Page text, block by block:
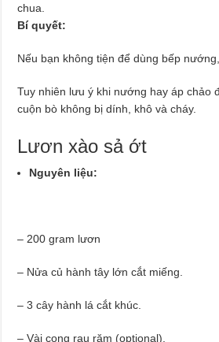
chua.
Bí quyết:
Nếu bạn không tiện để dùng bếp
Tuy nhiên lưu ý khi nướng hay áp chảo
cuộn bò không bị dính, khô và cháy.
Lươn xào sả ớt
Nguyên liệu:
– 200 gram lươn
– Nửa củ hành tây lớn cắt miếng.
– 3 cây hành lá cắt khúc.
– Vài cọng rau răm (optional).